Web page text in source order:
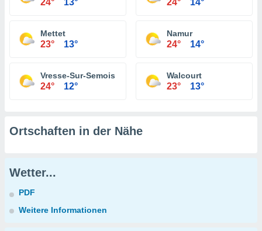
24° 13° 24° 14°
Mettet
23° 13°
Namur
24° 14°
Vresse-Sur-Semois
24° 12°
Walcourt
23° 13°
Ortschaften in der Nähe
Wetter...
PDF
Weitere Informationen